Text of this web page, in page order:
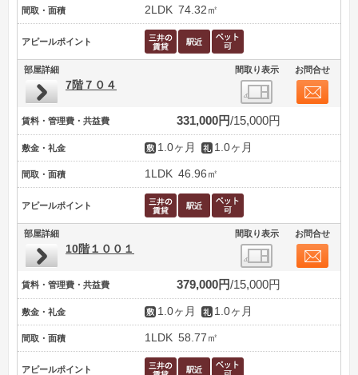
間取・面積 2LDK 74.32㎡
アピールポイント
部屋詳細 間取り表示 お問合せ
7階７０４
賃料・管理費・共益費 331,000円 15,000円
敷金・礼金 1.0ヶ月 1.0ヶ月
間取・面積 1LDK 46.96㎡
アピールポイント
部屋詳細 間取り表示 お問合せ
10階１００１
賃料・管理費・共益費 379,000円 15,000円
敷金・礼金 1.0ヶ月 1.0ヶ月
間取・面積 1LDK 58.77㎡
アピールポイント